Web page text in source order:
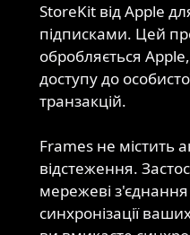
Підписки
StoreKit від Apple
підписками. Цей
обробляється
доступу до
транзакцій.
Аналітика
та
мережева
Frames не містить
відстеження.
мережеві
синхронізації